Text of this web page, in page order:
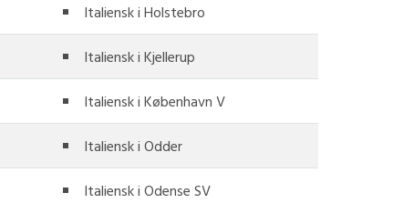
Italiensk i Holstebro
Italiensk i Kjellerup
Italiensk i København V
Italiensk i Odder
Italiensk i Odense SV